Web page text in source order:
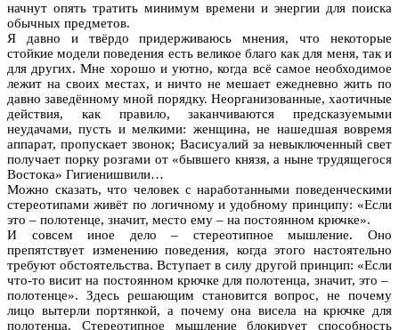
начнут опять тратить минимум времени и энергии для поиска
обычных предметов.
Я давно и твёрдо придерживаюсь мнения, что некоторые
стойкие модели поведения есть великое благо как для меня, так и
для других. Мне хорошо и уютно, когда всё самое необходимое
лежит на своих местах, и ничто не мешает ежедневно жить по
давно заведённому мной порядку. Неорганизованные, хаотичные
действия, как правило, заканчиваются предсказуемыми
неудачами, пусть и мелкими: женщина, не нашедшая вовремя
аппарат, пропускает звонок; Васисуалий за невыключенный свет
получает порку розгами от «бывшего князя, а ныне трудящегося
Востока» Гигиенишвили…
Можно сказать, что человек с наработанными поведенческими
стереотипами живёт по логичному и удобному принципу: «Если
это – полотенце, значит, место ему – на постоянном крючке».
И совсем иное дело – стереотипное мышление. Оно
препятствует изменению поведения, когда этого настоятельно
требуют обстоятельства. Вступает в силу другой принцип: «Если
что-то висит на постоянном крючке для полотенца, значит, это –
полотенце». Здесь решающим становится вопрос, не почему
лицо вытерли портянкой, а почему она висела на крючке для
полотенца. Стереотипное мышление блокирует способность